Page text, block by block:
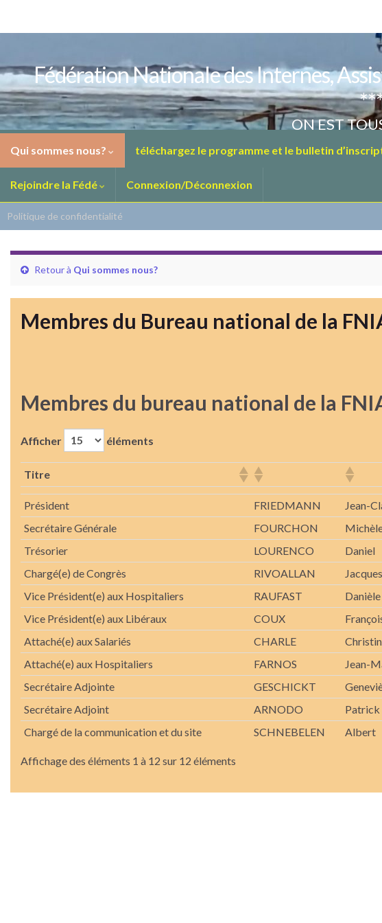
Fédération Nationale des Internes,
ON EST
Qui sommes nous? téléchargez le programme et le bulletin
Rejoindre la Fédé Connexion/Déconnexion
Politique de confidentialité
Retour à Qui sommes nous?
Membres du Bureau national de la
Membres du bureau national de la
Afficher éléments
Titre
Président FRIEDMANN Jean-
Secrétaire Générale
FOURCHON
Trésorier
LOURENCO Daniel
Chargé(e) de Congrès
RIVOALLAN Jacques
Vice Président(e) aux Hospitaliers
RAUFAST Danièle
Vice Président(e) aux Libéraux
COUX
Attaché(e) aux Salariés
CHARLE
Attaché(e) aux Hospitaliers
FARNOS Jean-
Secrétaire Adjointe
GESCHICKT
Secrétaire Adjoint
ARNODO Patrick
Chargé de la communication et du site
SCHNEBELEN Albert
Affichage des éléments 1 à 12 sur 12 éléments